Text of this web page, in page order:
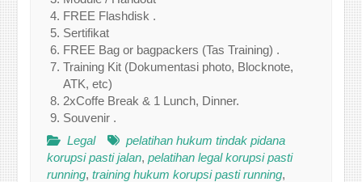
FREE Flashdisk .
Sertifikat
FREE Bag or bagpackers (Tas Training) .
Training Kit (Dokumentasi photo, Blocknote,
ATK, etc)
2xCoffe Break & 1 Lunch, Dinner.
Souvenir .
Legal
pelatihan hukum tindak pidana
korupsi pasti jalan,pelatihan legal korupsi pasti
running,training hukum korupsi pasti running,